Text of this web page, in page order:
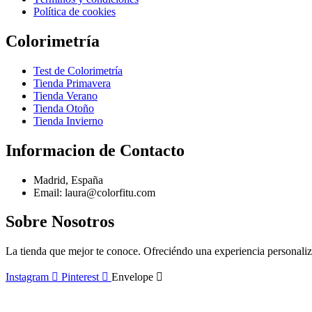
Política de cookies
Colorimetría
Test de Colorimetría
Tienda Primavera
Tienda Verano
Tienda Otoño
Tienda Invierno
Informacion de Contacto
Madrid, España
Email: laura@colorfitu.com
Sobre Nosotros
La tienda que mejor te conoce. Ofreciéndo una experiencia
Instagram Pinterest Envelope